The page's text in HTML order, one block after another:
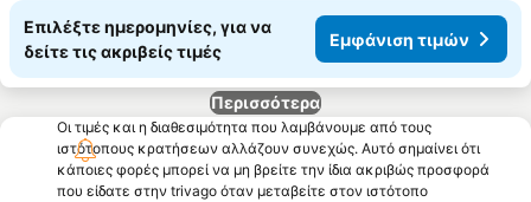
Επιλέξτε ημερομηνίες, για να
δείτε τις ακριβείς τιμές
Εμφάνιση τιμών
Περισσότερα
Οι τιμές και η διαθεσιμότητα που λαμβάνουμε από τους
ιστότοπους κρατήσεων αλλάζουν συνεχώς. Αυτό σημαίνει ότι
κάποιες φορές μπορεί να μη βρείτε την ίδια ακριβώς προσφορά
που είδατε στην trivago όταν μεταβείτε στον ιστότοπο